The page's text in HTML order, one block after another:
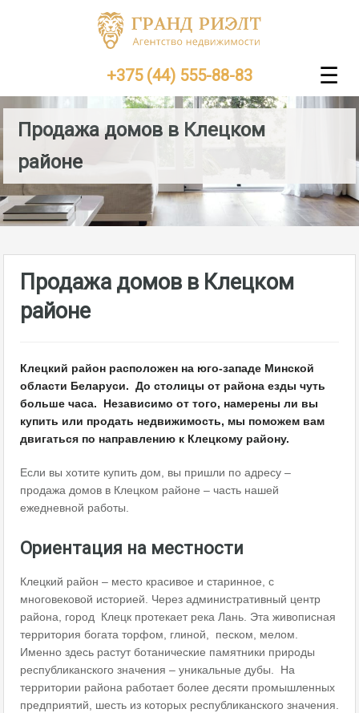
+375 (44) 555-88-83 ☰
Продажа домов в Клецком
районе
Продажа домов в Клецком
районе
Клецкий район расположен на юго-западе Минской
области Беларуси. До столицы от района езды чуть
больше часа. Независимо от того, намерены ли вы
купить или продать недвижимость, мы поможем вам
двигаться по направлению к Клецкому району.
Если вы хотите купить дом, вы пришли по адресу –
продажа домов в Клецком районе – часть нашей
ежедневной работы.
Ориентация на местности
Клецкий район – место красивое и старинное, с
многовековой историей. Через административный центр
района, город Клецк протекает река Лань. Эта живописная
территория богата торфом, глиной, песком, мелом.
Именно здесь растут ботанические памятники природы
республиканского значения – уникальные дубы. На
территории района работает более десяти промышленных
предприятий, шесть из которых республиканского значения.